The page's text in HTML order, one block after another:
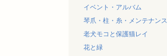
イベント・アルバム
琴爪・柱・糸・メンテナンス
老犬モコと保護猫レイ
花と緑